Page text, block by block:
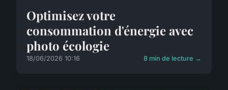
Optimisez votre
consommation d'énergie avec
photo écologie
18/06/2026 10:16 8 min de lecture →